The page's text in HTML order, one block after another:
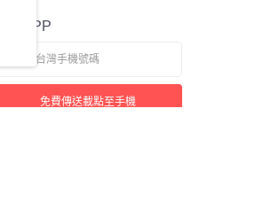
官方APP
免費傳送載點至手機